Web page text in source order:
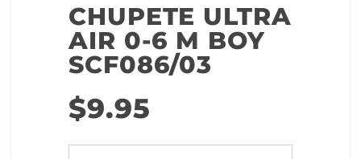
CHUPETE ULTRA
AIR 0-6 M BOY
SCF086/03
$9.95